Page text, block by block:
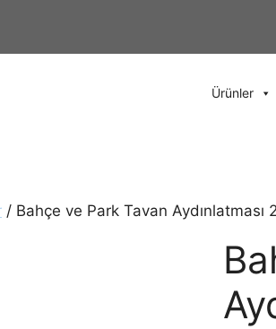
Ürünler
/ Bahçe ve Park Tavan Aydınlatması